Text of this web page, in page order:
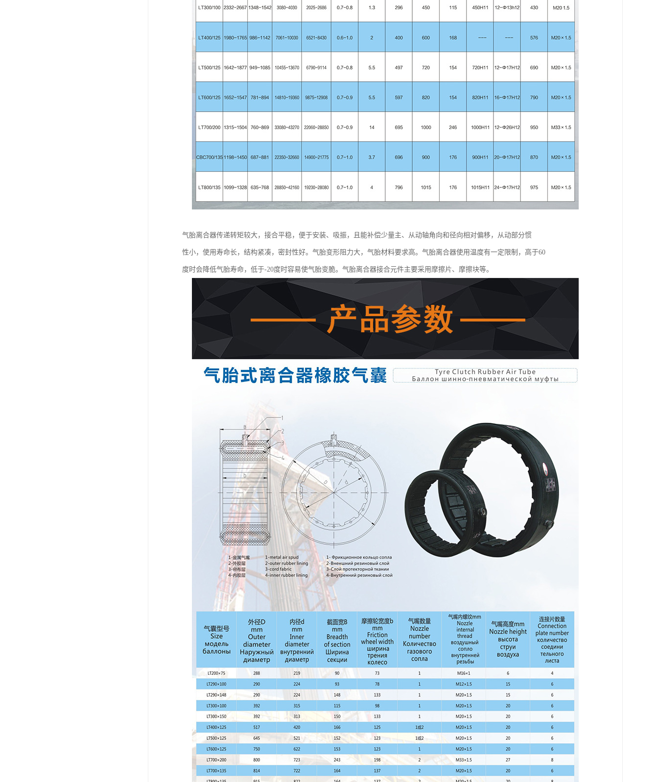
气胎离合器传递转矩较大，接合平稳，便于安装、吸振，且能补偿少量主、从动轴角向和径向相对偏移，从动部分惯
性小，使用寿命长，结构紧凑，密封性好。气胎变形阻力大，气胎材料要求高。气胎离合器使用温度有一定限制，高于60
度时会降低气胎寿命，低于-20度时容易使气胎变脆。气胎离合器接合元件主要采用摩擦片、摩擦块等。